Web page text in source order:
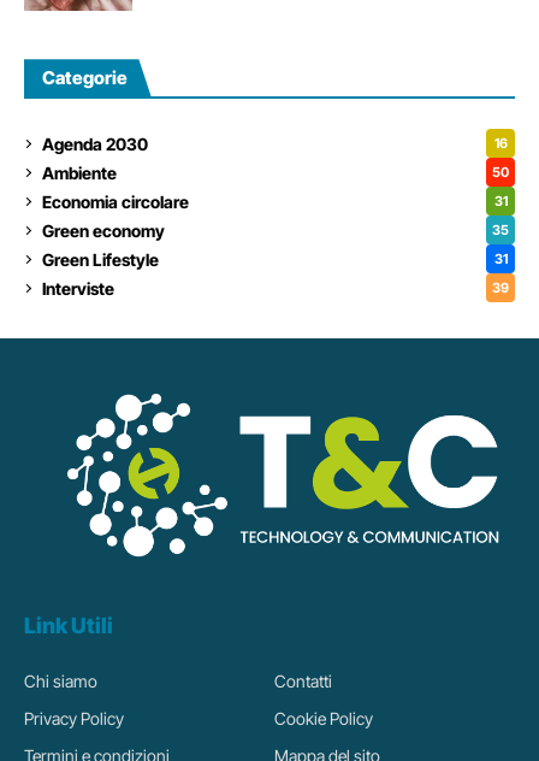
Categorie
Agenda 2030 16
Ambiente 50
Economia circolare 31
Green economy 35
Green Lifestyle 31
Interviste 39
Link Utili
Chi siamo
Contatti
Privacy Policy
Cookie Policy
Termini e condizioni
Mappa del sito